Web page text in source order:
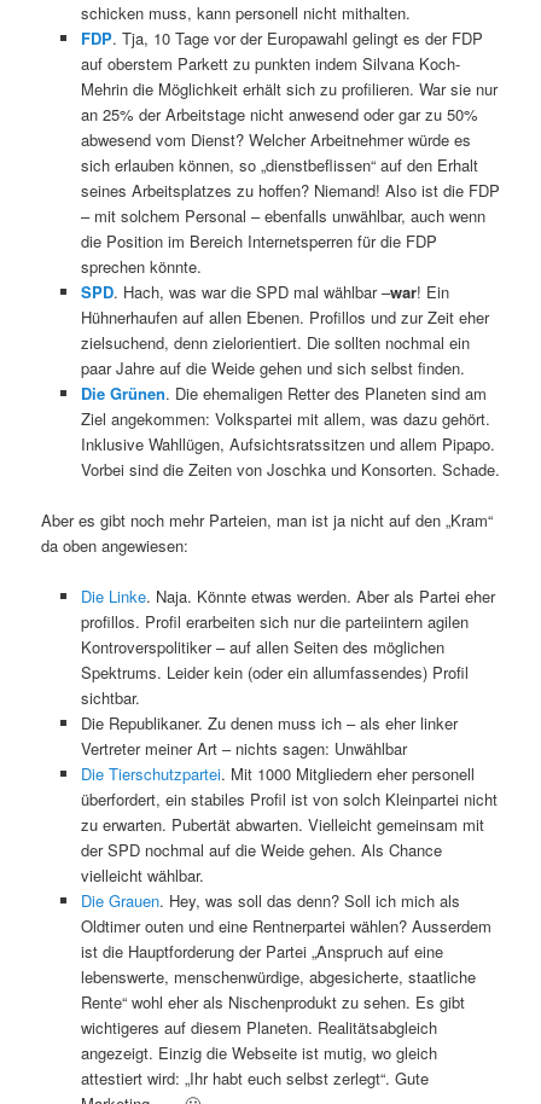
schicken muss, kann personell nicht mithalten.
FDP. Tja, 10 Tage vor der Europawahl gelingt es der FDP
auf oberstem Parkett zu punkten indem Silvana Koch-
Mehrin die Möglichkeit erhält sich zu profilieren. War sie nur
an 25% der Arbeitstage nicht anwesend oder gar zu 50%
abwesend vom Dienst? Welcher Arbeitnehmer würde es
sich erlauben können, so „dienstbeflissen“ auf den Erhalt
seines Arbeitsplatzes zu hoffen? Niemand! Also ist die FDP
– mit solchem Personal – ebenfalls unwählbar, auch wenn
die Position im Bereich Internetsperren für die FDP
sprechen könnte.
SPD. Hach, was war die SPD mal wählbar –war! Ein
Hühnerhaufen auf allen Ebenen. Profillos und zur Zeit eher
zielsuchend, denn zielorientiert. Die sollten nochmal ein
paar Jahre auf die Weide gehen und sich selbst finden.
Die Grünen. Die ehemaligen Retter des Planeten sind am
Ziel angekommen: Volkspartei mit allem, was dazu gehört.
Inklusive Wahllügen, Aufsichtsratssitzen und allem Pipapo.
Vorbei sind die Zeiten von Joschka und Konsorten. Schade.
Aber es gibt noch mehr Parteien, man ist ja nicht auf den „Kram“
da oben angewiesen:
Die Linke. Naja. Könnte etwas werden. Aber als Partei eher
profillos. Profil erarbeiten sich nur die parteiintern agilen
Kontroverspolitiker – auf allen Seiten des möglichen
Spektrums. Leider kein (oder ein allumfassendes) Profil
sichtbar.
Die Republikaner. Zu denen muss ich – als eher linker
Vertreter meiner Art – nichts sagen: Unwählbar
Die Tierschutzpartei. Mit 1000 Mitgliedern eher personell
überfordert, ein stabiles Profil ist von solch Kleinpartei nicht
zu erwarten. Pubertät abwarten. Vielleicht gemeinsam mit
der SPD nochmal auf die Weide gehen. Als Chance
vielleicht wählbar.
Die Grauen. Hey, was soll das denn? Soll ich mich als
Oldtimer outen und eine Rentnerpartei wählen? Ausserdem
ist die Hauptforderung der Partei „Anspruch auf eine
lebenswerte, menschenwürdige, abgesicherte, staatliche
Rente“ wohl eher als Nischenprodukt zu sehen. Es gibt
wichtigeres auf diesem Planeten. Realitätsabgleich
angezeigt. Einzig die Webseite ist mutig, wo gleich
attestiert wird: „Ihr habt euch selbst zerlegt“. Gute